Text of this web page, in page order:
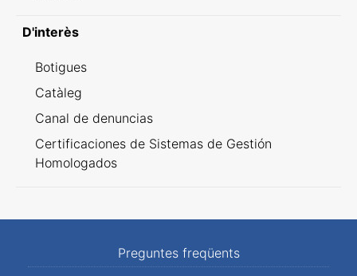
D'interès
Botigues
Catàleg
Canal de denuncias
Certificaciones de Sistemas de Gestión
Homologados
Preguntes freqüents